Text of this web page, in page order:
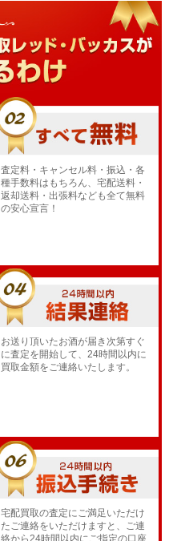
査定料・キャンセル料・振込・各
種手数料はもちろん、宅配送料・
返却送料・出張料なども全て無料
の安心宣言！
お送り頂いたお酒が届き次第すぐ
に査定を開始して、24時間以内に
買取金額をご連絡いたします。
宅配買取の査定にご満足いただけ
たご連絡をいただけますと、ご連